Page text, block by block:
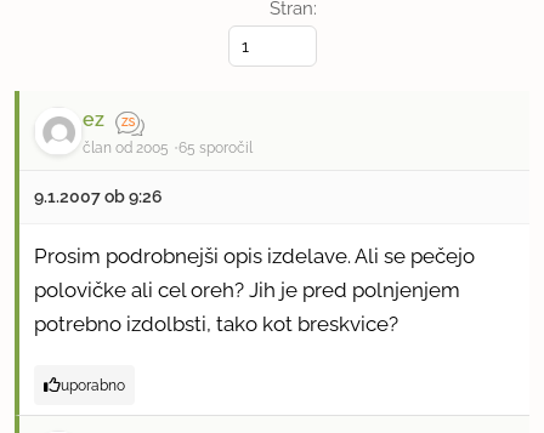
Stran:
ez
član od 2005 65 sporočil
9.1.2007 ob 9:26
Prosim podrobnejši opis izdelave. Ali se pečejo
polovičke ali cel oreh? Jih je pred polnjenjem
potrebno izdolbsti, tako kot breskvice?
uporabno